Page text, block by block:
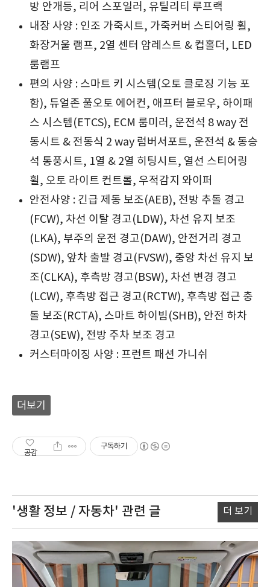
방 안개등, 리어 스포일러, 유틸리티 루프랙
내장 사양 : 인조 가죽시트, 가죽커버 스티어링 휠,
화장거울 램프, 2열 센터 암레스트 & 컵홀더, LED
룸램프
편의 사양 : 스마트 키 시스템(오토 클로징 기능 포
함), 듀얼존 풀오토 에어컨, 애프터 블로우, 하이패
스 시스템(ETCS), ECM 룸미러, 운전석 8 way 전
동시트 & 전동식 2 way 럼버서포트, 운전석 & 동승
석 통풍시트, 1열 & 2열 히팅시트, 열선 스티어링
휠, 오토 라이트 컨트롤, 우적감지 와이퍼
안전사양 : 긴급 제동 보조(AEB), 전방 추돌 경고
(FCW), 차선 이탈 경고(LDW), 차선 유지 보조
(LKA), 부주의 운전 경고(DAW), 안전거리 경고
(SDW), 앞차 출발 경고(FVSW), 중앙 차선 유지 보
조(CLKA), 후측방 경고(BSW), 차선 변경 경고
(LCW), 후측방 접근 경고(RCTW), 후측방 접근 충
돌 보조(RCTA), 스마트 하이빔(SHB), 안전 하차
경고(SEW), 전방 주차 보조 경고
커스터마이징 사양 : 프런트 패션 가니쉬
더보기
공감
구독하기
'생활 정보 / 자동차' 관련 글 더 보기